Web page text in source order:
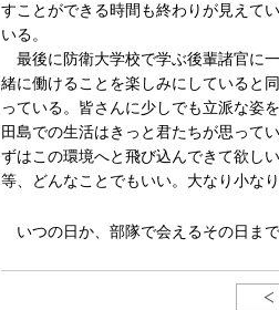
すことができる時間も終わりが見えて
いる。
最後に防衛大学校で学ぶ後輩諸官に
緒に働けることを楽しみにしていると
っている。皆さんに少しでも立派な姿
田島での生活はきっと君たちが思って
ずはこの環境へと飛び込んできて欲し
等、どんなことでもいい。大なり小な
いつの日か、部隊で会えるその日まで